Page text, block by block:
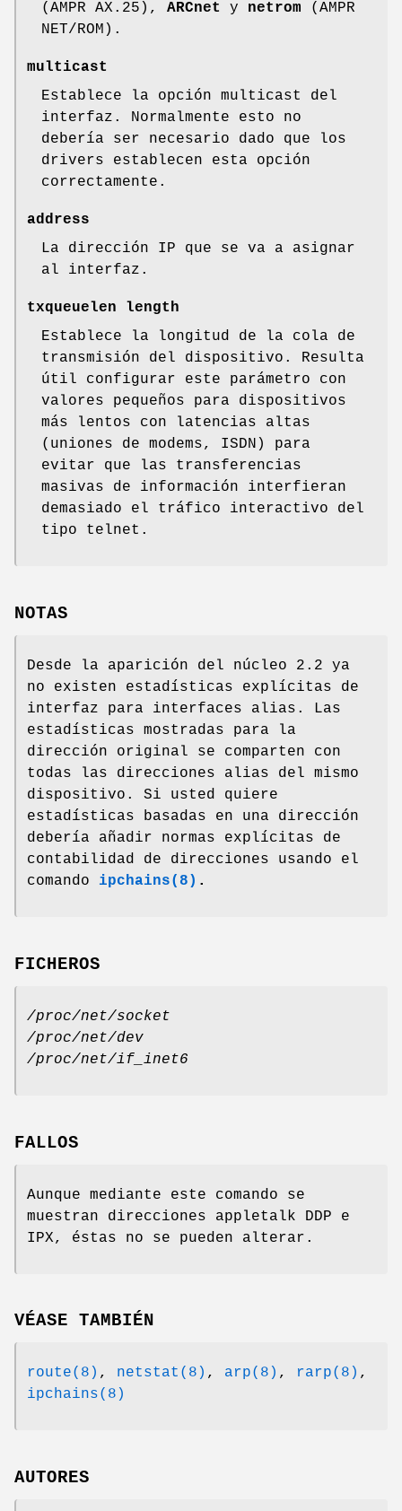
(AMPR AX.25), ARCnet y netrom (AMPR
NET/ROM).
multicast
Establece la opción multicast del
interfaz. Normalmente esto no
debería ser necesario dado que los
drivers establecen esta opción
correctamente.
address
La dirección IP que se va a asignar
al interfaz.
txqueuelen length
Establece la longitud de la cola de
transmisión del dispositivo. Resulta
útil configurar este parámetro con
valores pequeños para dispositivos
más lentos con latencias altas
(uniones de modems, ISDN) para
evitar que las transferencias
masivas de información interfieran
demasiado el tráfico interactivo del
tipo telnet.
NOTAS
Desde la aparición del núcleo 2.2 ya
no existen estadísticas explícitas de
interfaz para interfaces alias. Las
estadísticas mostradas para la
dirección original se comparten con
todas las direcciones alias del mismo
dispositivo. Si usted quiere
estadísticas basadas en una dirección
debería añadir normas explícitas de
contabilidad de direcciones usando el
comando ipchains(8) .
FICHEROS
/proc/net/socket
/proc/net/dev
/proc/net/if_inet6
FALLOS
Aunque mediante este comando se
muestran direcciones appletalk DDP e
IPX, éstas no se pueden alterar.
VÉASE TAMBIÉN
route(8) , netstat(8) , arp(8) , rarp(8) ,
ipchains(8)
AUTORES